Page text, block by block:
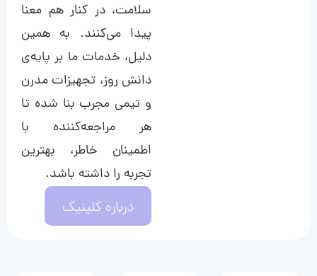
سلامت، در کنار هم معنا
پیدا می‌کنند. به همین
دلیل، خدمات ما بر پایه‌ی
دانش روز، تجهیزات مدرن
و تیمی مجرب بنا شده تا
هر مراجعه‌کننده با
اطمینان خاطر، بهترین
تجربه را داشته باشد.
درباره کلینیک